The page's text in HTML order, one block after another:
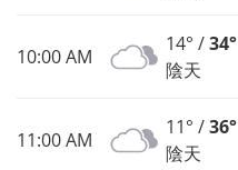
10:00 AM
14° /34°
陰天
11:00 AM
11° /36°
陰天